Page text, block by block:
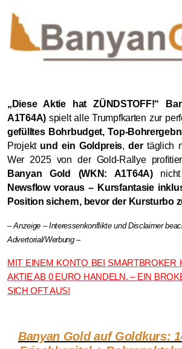
„Diese Aktie hat ZÜNDSTOFF!“
A1T64A)spielt alle Trumpfkarten zur
gefülltes Bohrbudget, Top-
Projekt und ein Goldpreis,dertäglich
Wer 2025 von der Gold-Rallye
Banyan Gold (WKN: A1T64A)nicht
Newsflow voraus – Kursfantasie
Position sichern, bevor der Kursturbo
– Anzeige – Interessenkonflikte und Disclaimer
Advertorial/Werbung –
MIT EINEM KONTO BEI SMARTBROKER
AKTIE AB 0 EURO HANDELN. – EIN
SICH OFT AUS!
Banyan Gold auf Goldkurs: